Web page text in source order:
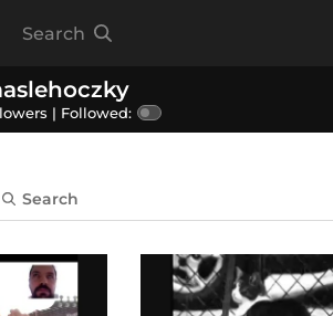
Search
| Followed:
Search